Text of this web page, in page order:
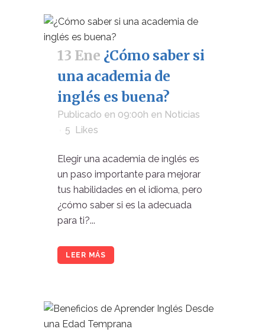
13 Ene ¿Cómo saber si
una academia de
inglés es buena?
Publicado en 09:00h en Noticias
5
Likes
Elegir una academia de inglés es
un paso importante para mejorar
tus habilidades en el idioma, pero
¿cómo saber si es la adecuada
para ti?...
LEER MÁS